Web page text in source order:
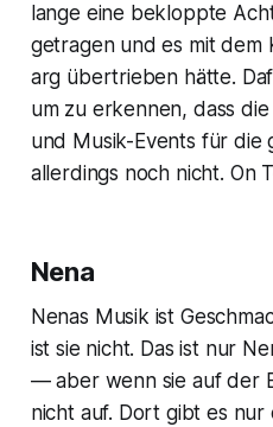
lange eine bekloppte
getragen und es mit dem
arg übertrieben hätte.
um zu erkennen, dass
und Musik-Events für die
allerdings noch nicht. On
Nena
Nenas Musik ist
ist sie nicht. Das ist nur
— aber wenn sie auf der
nicht auf. Dort gibt es nur